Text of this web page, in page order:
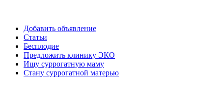
Добавить объявление
Статьи
Бесплодие
Предложить клинику ЭКО
Ищу суррогатную маму
Стану суррогатной матерью